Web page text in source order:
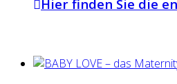
Hier finden Sie die